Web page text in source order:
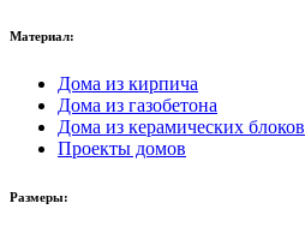
Материал:
Дома из кирпича
Дома из газобетона
Дома из керамических блоков
Проекты домов
Размеры: